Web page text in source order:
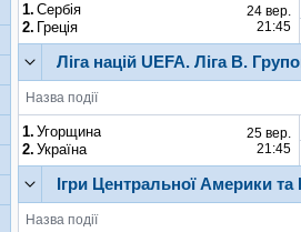
1. Сербія
2. Греція
24 вер.
21:45
Ліга націй UEFA. Ліга В.
Назва події
1. Угорщина
2. Україна
25 вер.
21:45
Ігри Центральної Америки та
Назва події